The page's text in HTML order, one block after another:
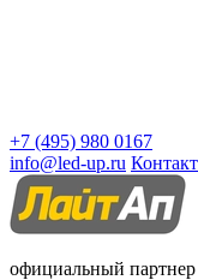
+7 (495) 980 0167
info@led-up.ru
официальный